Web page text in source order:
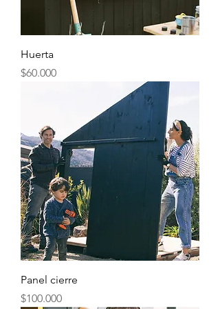
Huerta
Precio
$60.000
Panel cierre
Precio
$100.000